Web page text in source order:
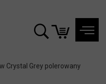
Crystal Grey polerowany